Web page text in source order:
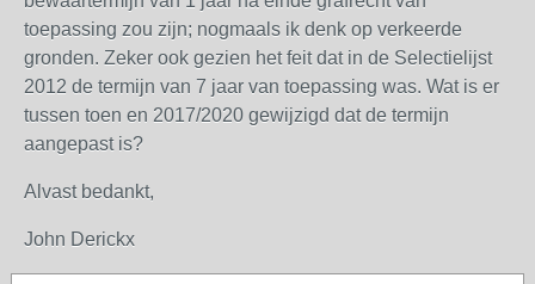
toepassing zou zijn; nogmaals ik denk op verkeerde
gronden. Zeker ook gezien het feit dat in de Selectielijst
2012 de termijn van 7 jaar van toepassing was. Wat is er
tussen toen en 2017/2020 gewijzigd dat de termijn
aangepast is?
Alvast bedankt,
John Derickx